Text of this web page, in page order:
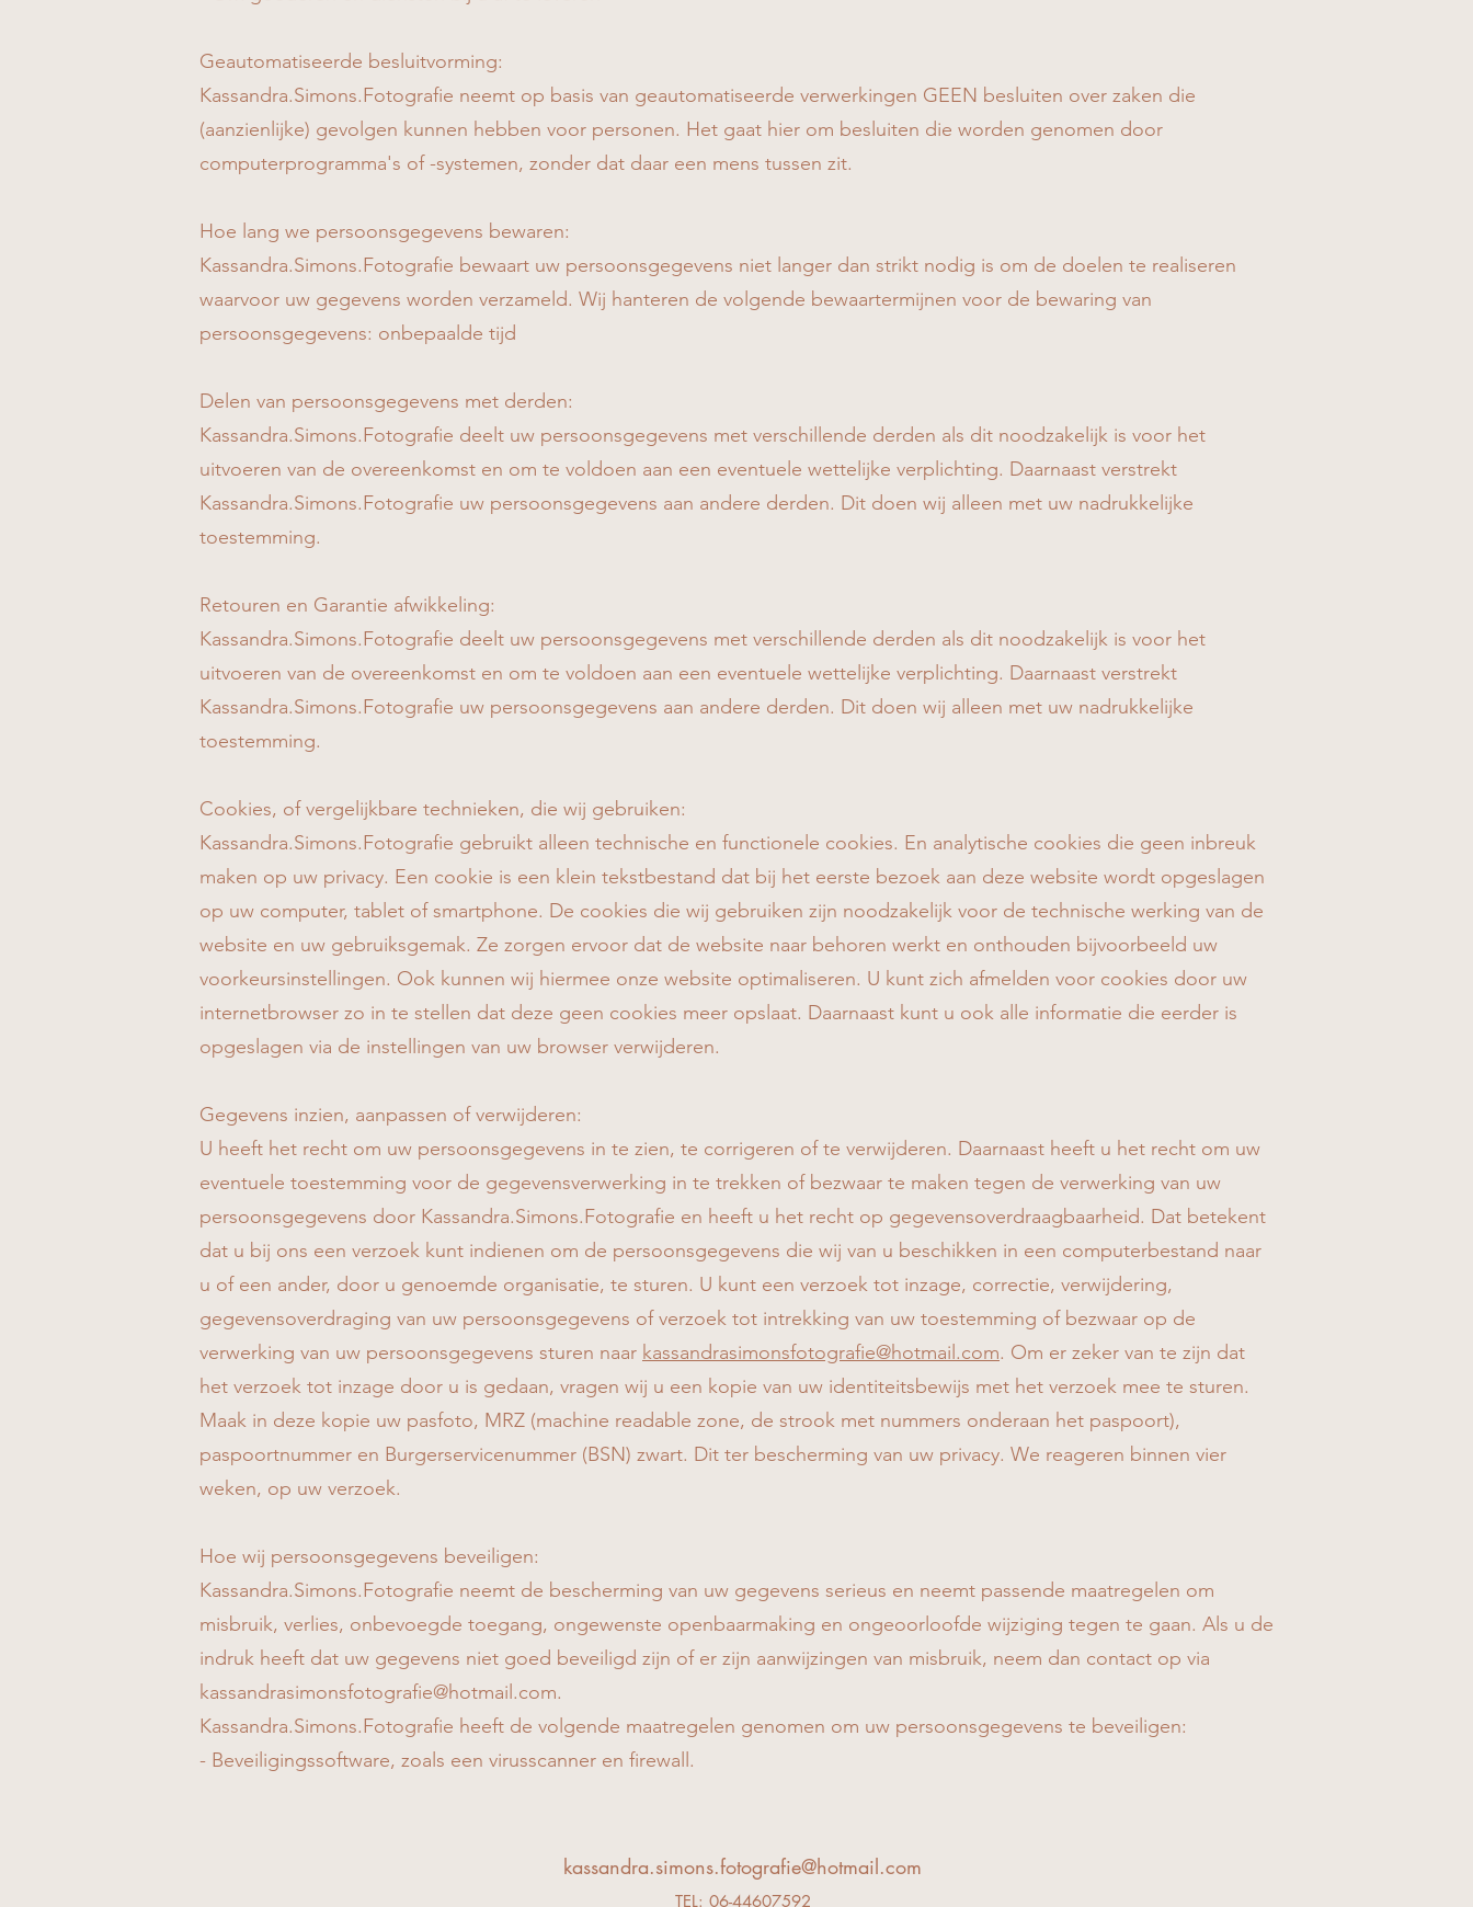
Geautomatiseerde besluitvorming:
Kassandra.Simons.Fotografie neemt op basis van geautomatiseerde verwerkingen GEEN besluiten over zaken die
(aanzienlijke) gevolgen kunnen hebben voor personen. Het gaat hier om besluiten die worden genomen door
computerprogramma's of -systemen, zonder dat daar een mens tussen zit.
Hoe lang we persoonsgegevens bewaren:
Kassandra.Simons.Fotografie bewaart uw persoonsgegevens niet langer dan strikt nodig is om de doelen te realiseren
waarvoor uw gegevens worden verzameld. Wij hanteren de volgende bewaartermijnen voor de bewaring van
persoonsgegevens: onbepaalde tijd
Delen van persoonsgegevens met derden:
Kassandra.Simons.Fotografie deelt uw persoonsgegevens met verschillende derden als dit noodzakelijk is voor het
uitvoeren van de overeenkomst en om te voldoen aan een eventuele wettelijke verplichting. Daarnaast verstrekt
Kassandra.Simons.Fotografie uw persoonsgegevens aan andere derden. Dit doen wij alleen met uw nadrukkelijke
toestemming.
Retouren en Garantie afwikkeling:
Kassandra.Simons.Fotografie deelt uw persoonsgegevens met verschillende derden als dit noodzakelijk is voor het
uitvoeren van de overeenkomst en om te voldoen aan een eventuele wettelijke verplichting. Daarnaast verstrekt
Kassandra.Simons.Fotografie uw persoonsgegevens aan andere derden. Dit doen wij alleen met uw nadrukkelijke
toestemming.
Cookies, of vergelijkbare technieken, die wij gebruiken:
Kassandra.Simons.Fotografie gebruikt alleen technische en functionele cookies. En analytische cookies die geen inbreuk
maken op uw privacy. Een cookie is een klein tekstbestand dat bij het eerste bezoek aan deze website wordt opgeslagen
op uw computer, tablet of smartphone. De cookies die wij gebruiken zijn noodzakelijk voor de technische werking van de
website en uw gebruiksgemak. Ze zorgen ervoor dat de website naar behoren werkt en onthouden bijvoorbeeld uw
voorkeursinstellingen. Ook kunnen wij hiermee onze website optimaliseren. U kunt zich afmelden voor cookies door uw
internetbrowser zo in te stellen dat deze geen cookies meer opslaat. Daarnaast kunt u ook alle informatie die eerder is
opgeslagen via de instellingen van uw browser verwijderen.
Gegevens inzien, aanpassen of verwijderen:
U heeft het recht om uw persoonsgegevens in te zien, te corrigeren of te verwijderen. Daarnaast heeft u het recht om uw
eventuele toestemming voor de gegevensverwerking in te trekken of bezwaar te maken tegen de verwerking van uw
persoonsgegevens door Kassandra.Simons.Fotografie en heeft u het recht op gegevensoverdraagbaarheid. Dat betekent
dat u bij ons een verzoek kunt indienen om de persoonsgegevens die wij van u beschikken in een computerbestand naar
u of een ander, door u genoemde organisatie, te sturen. U kunt een verzoek tot inzage, correctie, verwijdering,
gegevensoverdraging van uw persoonsgegevens of verzoek tot intrekking van uw toestemming of bezwaar op de
verwerking van uw persoonsgegevens sturen naar kassandrasimonsfotografie@hotmail.com. Om er zeker van te zijn dat
het verzoek tot inzage door u is gedaan, vragen wij u een kopie van uw identiteitsbewijs met het verzoek mee te sturen.
Maak in deze kopie uw pasfoto, MRZ (machine readable zone, de strook met nummers onderaan het paspoort),
paspoortnummer en Burgerservicenummer (BSN) zwart. Dit ter bescherming van uw privacy. We reageren binnen vier
weken, op uw verzoek.
Hoe wij persoonsgegevens beveiligen:
Kassandra.Simons.Fotografie neemt de bescherming van uw gegevens serieus en neemt passende maatregelen om
misbruik, verlies, onbevoegde toegang, ongewenste openbaarmaking en ongeoorloofde wijziging tegen te gaan. Als u de
indruk heeft dat uw gegevens niet goed beveiligd zijn of er zijn aanwijzingen van misbruik, neem dan contact op via
kassandrasimonsfotografie@hotmail.com.
Kassandra.Simons.Fotografie heeft de volgende maatregelen genomen om uw persoonsgegevens te beveiligen:
- Beveiligingssoftware, zoals een virusscanner en firewall.
kassandra.simons.fotografie@hotmail.com
TEL: 06-44607592